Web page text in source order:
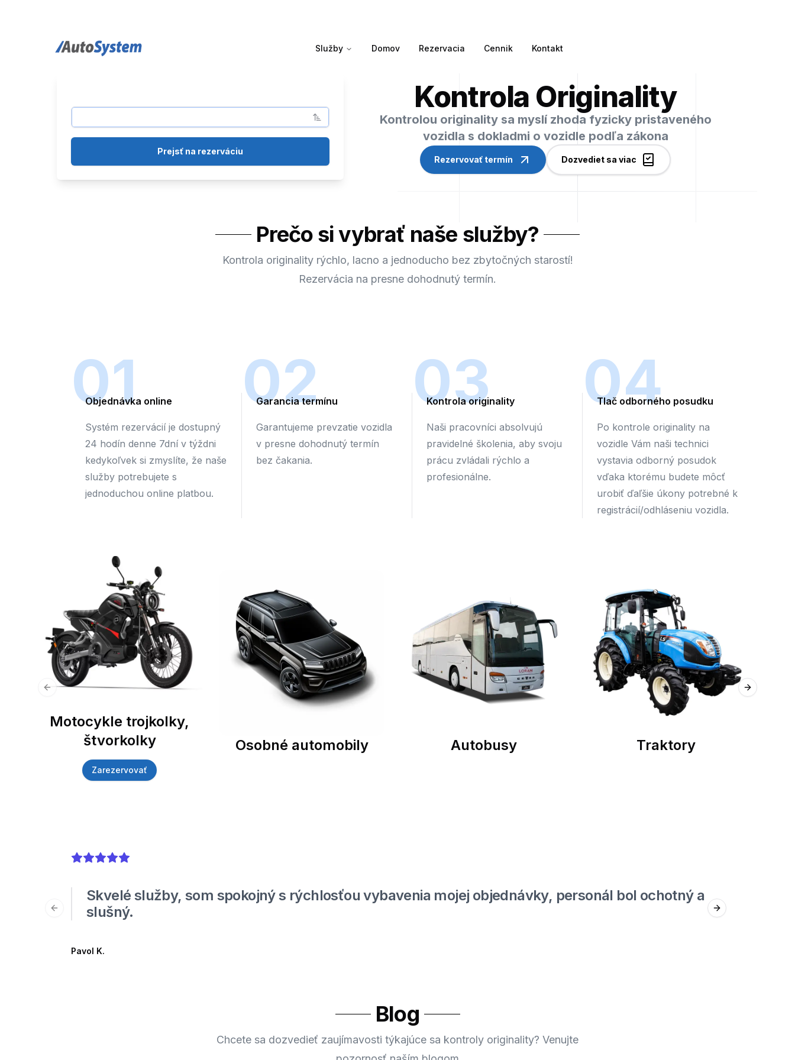
auto-system logo Služby Domov Rezervacia Cennik Kontakt
Prejsť na rezerváciu
Kontrola Originality
Kontrolou originality sa myslí zhoda fyzicky pristaveného
vozidla s dokladmi o vozidle podľa zákona
Rezervovať termín Dozvediet sa viac
Prečo si vybrať naše služby?
Kontrola originality rýchlo, lacno a jednoducho bez zbytočných starostí!
Rezervácia na presne dohodnutý termín.
01
Objednávka online
Systém rezervácií je dostupný
24 hodín denne 7dní v týždni
kedykoľvek si zmyslíte, že naše
služby potrebujete s
jednoduchou online platbou.
02
Garancia termínu
Garantujeme prevzatie vozidla
v presne dohodnutý termín
bez čakania.
03
Kontrola originality
Naši pracovníci absolvujú
pravidelné školenia, aby svoju
prácu zvládali rýchlo a
profesionálne.
04
Tlač odborného posudku
Po kontrole originality na
vozidle Vám naši technici
vystavia odborný posudok
vďaka ktorému budete môcť
urobiť ďaľšie úkony potrebné k
registrácií/odhláseniu vozidla.
Motocykle trojkolky,
štvorkolky
Zarezervovať
Osobné automobily Autobusy Traktory
Previous slide Next slide
5out of 5 stars
Skvelé služby, som spokojný s rýchlosťou vybavenia mojej objednávky, personál bol ochotný a
slušný.
Pavol K.
Previous slide Next slide
Blog
Chcete sa dozvedieť zaujímavosti týkajúce sa kontroly originality? Venujte